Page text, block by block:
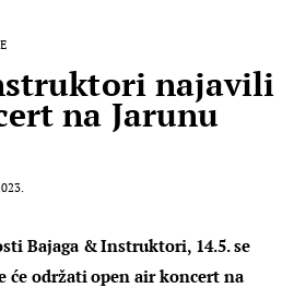
najavili
na Jarunu
Bajaga & Instruktori, 14.5. se
će održati open air koncert na